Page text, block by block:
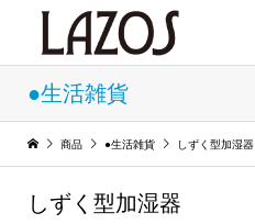
●生活雑貨
商品 ●生活雑貨 しずく型加湿器
しずく型加湿器